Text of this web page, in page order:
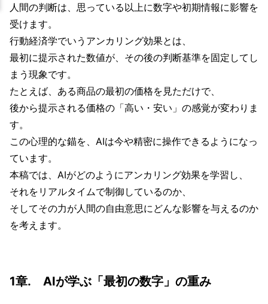
人間の判断は、思っている以上に数字や初期情報に影響を
受けます。
行動経済学でいうアンカリング効果とは、
最初に提示された数値が、その後の判断基準を固定してし
まう現象です。
たとえば、ある商品の最初の価格を見ただけで、
後から提示される価格の「高い・安い」の感覚が変わりま
す。
この心理的な錨を、AIは今や精密に操作できるようになっ
ています。
本稿では、AIがどのようにアンカリング効果を学習し、
それをリアルタイムで制御しているのか、
そしてその力が人間の自由意思にどんな影響を与えるのか
を考えます。
1章. AIが学ぶ「最初の数字」の重み